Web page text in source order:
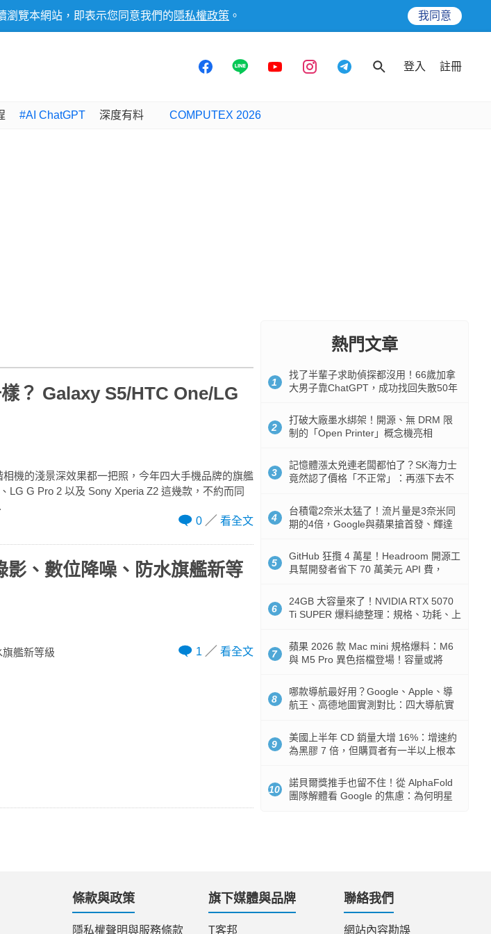
瀏覽本網站，即表示您同意我們的 隱私權政策 。 我同意
登入 註冊
#AI ChatGPT 深度有料 COMPUTEX 2026
？ Galaxy S5/HTC One/LG
機的淺景深效果都一把照，今年四大手機品牌的旗艦
LG G Pro 2 以及 Sony Xperia Z2 這幾款，不約而同
0
看全文
、數位降噪、防水旗艦新等
艦新等級 1 看全文
熱門文章
1
找了半輩子求助偵探都沒用！66歲加拿
大男子靠ChatGPT，成功找回失散50年
2
打破大廠墨水綁架！開源、無 DRM 限
制的「Open Printer」概念機亮相
3
記憶體漲太兇連老闆都怕了？SK海力士
竟然認了價格「不正常」：再漲下去不
4
台積電2奈米太猛了！流片量是3奈米同
期的4倍，Google與蘋果搶首發、輝達
5
GitHub 狂攬 4 萬星！Headroom 開源工
具幫開發者省下 70 萬美元 API 費，
6
24GB 大容量來了！NVIDIA RTX 5070
Ti SUPER 爆料總整理：規格、功耗、上
7
蘋果 2026 款 Mac mini 規格爆料：M6
與 M5 Pro 異色搭檔登場！容量或將
8
哪款導航最好用？Google、Apple、導
航王、高德地圖實測對比：四大導航實
9
美國上半年 CD 銷量大增 16%：增速約
為黑膠 7 倍，但購買者有一半以上根本
10
諾貝爾獎推手也留不住！從 AlphaFold
團隊解體看 Google 的焦慮：為何明星
條款與政策
隱私權聲明與服務條款
旗下媒體與品牌
T客邦
聯絡我們
網站內容勘誤